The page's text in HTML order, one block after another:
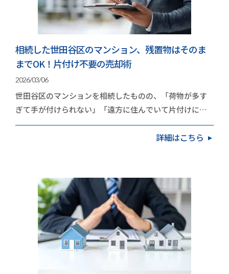
相続した世田谷区のマンション、残置物はそのま
までOK！片付け不要の売却術
2026/03/06
世田谷区のマンションを相続したものの、「荷物が多す
ぎて手が付けられない」「遠方に住んでいて片付けに行
く時間がない」と立ち止まっていませんか？実は、世…
詳細はこちら